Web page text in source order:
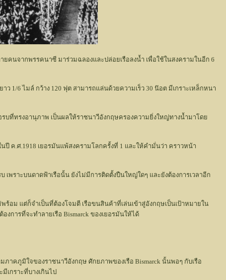
ยคนจากพรรคนาซี มาร่วมฉลองและปล่อยเรือลงน้ำ เพื่อใช้ในสงครามในอีก 6
1/6 ไมล์ กว้าง 120 ฟุต สามารถแล่นด้วยความเร็ว 30 น๊อต มีเกราะเหล็กหนา
บที่ทรงอานุภาพ เป็นผลให้ราชนาวีอังกฤษครองความยิ่งใหญ่ทางน้ำมาโดย
ค.ศ.1918 เยอรมันแพ้สงครามโลกครั้งที่ 1 และให้คำมั่นว่า คราวหน้า
เพราะบนดาดฟ้าเรือนั้น ยังไม่มีการติดตั้งปืนใหญ่ใดๆ และยังต้องการเวลาอีก
ร้อม แต่ก็จำเป็นที่ต้องโจมตี เรือขนสินค้าที่เล่นเข้าสู่อังกฤษเป็นเป้าหมายใน
การที่จะทำลายเรือ Bismarck ของเยอรมันให้ได้
ภาคภูมิใจของราชนาวีอังกฤษ ศักยภาพของเรือ Bismarck นั้นพอๆ กับเรือ
เกราะที่บางเกินไป